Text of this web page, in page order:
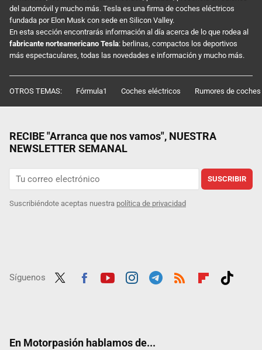
del automóvil y mucho más. Tesla es una firma de coches eléctricos
fundada por Elon Musk con sede en Silicon Valley.
En esta sección encontrarás información al día acerca de lo que rodea al
fabricante norteamericano Tesla: berlinas, compactos los deportivos
más espectaculares, todas las novedades e información y mucho más.
OTROS TEMAS: Fórmula1 Coches eléctricos Rumores de coches
RECIBE "Arranca que nos vamos", NUESTRA
NEWSLETTER SEMANAL
SUSCRIBIR
Suscribiéndote aceptas nuestra política de privacidad
Síguenos
En Motorpasión hablamos de...